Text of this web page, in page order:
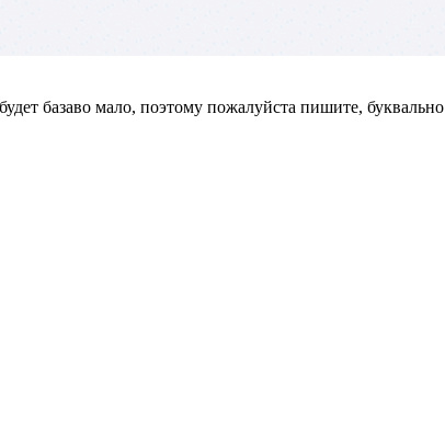
базаво мало, поэтому пожалуйста пишите, буквально